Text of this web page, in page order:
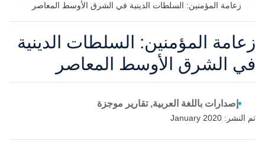
المحتوى
الرئيسي
زعامة المؤمنين: السلطات الدينية في الشرق الأوسط المعاصر
زعامة المؤمنين: السلطات الدينية
في الشرق الأوسط المعاصر
إصدارات باللغة العربية, تقارير موجزة
تم النشر: January 2020